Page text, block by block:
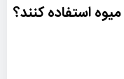
استفاده کنند؟